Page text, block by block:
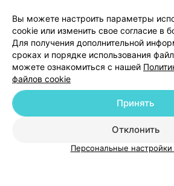
Добавить
О проекте Новости проекта
Медицинский маркетинг
Пользовательское соглашение
Вы можете настроить параметры
cookie или изменить свое согласие в
Для получения дополнительной
сроках и порядке использования
можете ознакомиться с нашей
файлов cookie
Отклонить
Принять
Персональные настройки